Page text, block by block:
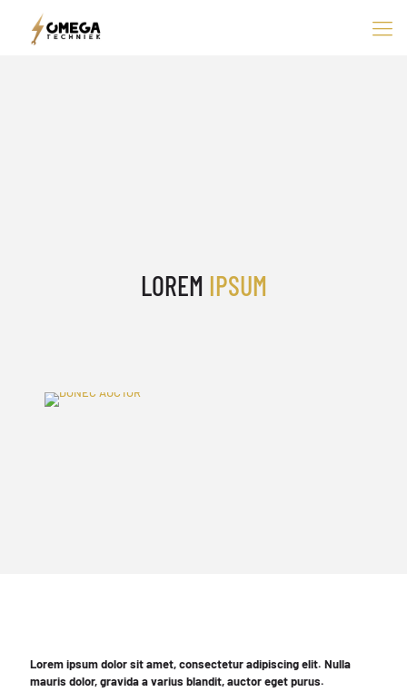
LOREM IPSUM
Lorem ipsum dolor sit amet, consectetur adipiscing elit. Nulla
mauris dolor, gravida a varius blandit, auctor eget purus.